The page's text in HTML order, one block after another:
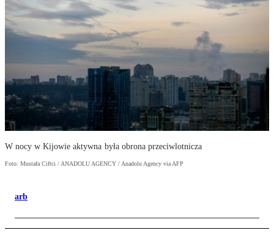
W nocy w Kijowie aktywna była obrona przeciwlotnicza
Foto: Mustafa Ciftci / ANADOLU AGENCY / Anadolu Agency via AFP
arb